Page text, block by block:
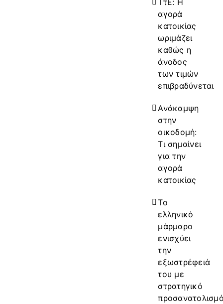
αγορά
κατοικίας
ωριμάζει
καθώς η
άνοδος
των τιμών
επιβραδύνεται
Ανάκαμψη
στην
οικοδομή:
Τι σημαίνει
για την
αγορά
κατοικίας
Το
ελληνικό
μάρμαρο
ενισχύει
την
εξωστρέφειά
του με
στρατηγικό